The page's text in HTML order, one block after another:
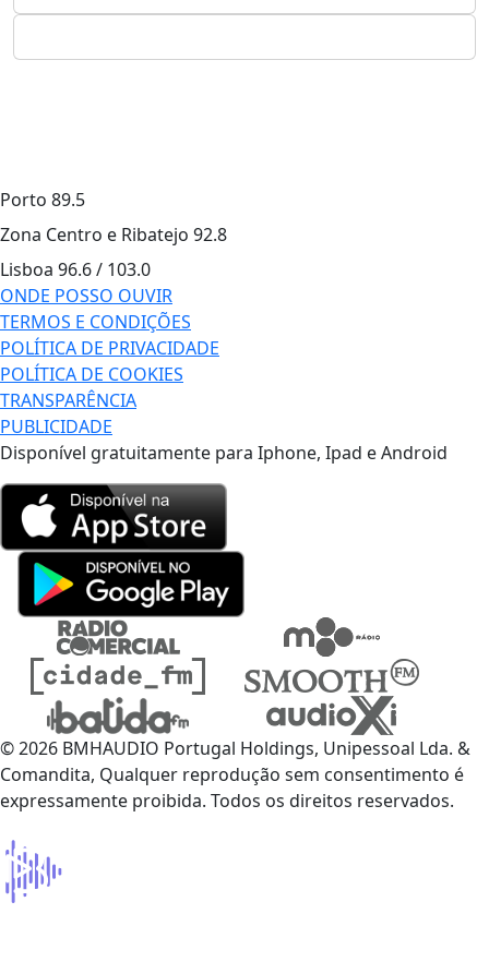
Porto 89.5
Zona Centro e Ribatejo 92.8
Lisboa 96.6 / 103.0
ONDE POSSO OUVIR
TERMOS E CONDIÇÕES
POLÍTICA DE PRIVACIDADE
POLÍTICA DE COOKIES
TRANSPARÊNCIA
PUBLICIDADE
Disponível gratuitamente para Iphone, Ipad e Android
© 2026 BMHAUDIO Portugal Holdings, Unipessoal Lda. &
Comandita, Qualquer reprodução sem consentimento é
expressamente proibida. Todos os direitos reservados.